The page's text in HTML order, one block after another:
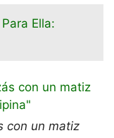
Ella:
con un matiz